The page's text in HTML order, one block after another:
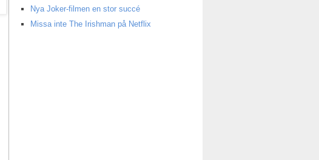
Nya Joker-filmen en stor succé
Missa inte The Irishman på Netflix